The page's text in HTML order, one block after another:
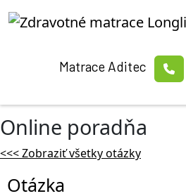
Matrace Aditec
Online poradňa
<<< Zobraziť všetky otázky
Otázka